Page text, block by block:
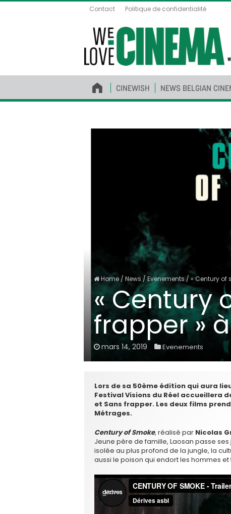
Contact Politique de confidentialité
CINEWISH NEWS BELGIAN
Home/ News / Evenements/ « Century of
« Century
frapper »
mars 14, 2019 Evenements
Lors de sa 50ème édition qui aura
Festival Visions du Réel accueillera
et Sans frapper. Les deux films
Métrages.
Century of Smoke, réalisé par Nicolas
Jeune père de famille, Laosan passe
isolée au plus profond de la jungle, la
aussi le poison qui endort les hommes